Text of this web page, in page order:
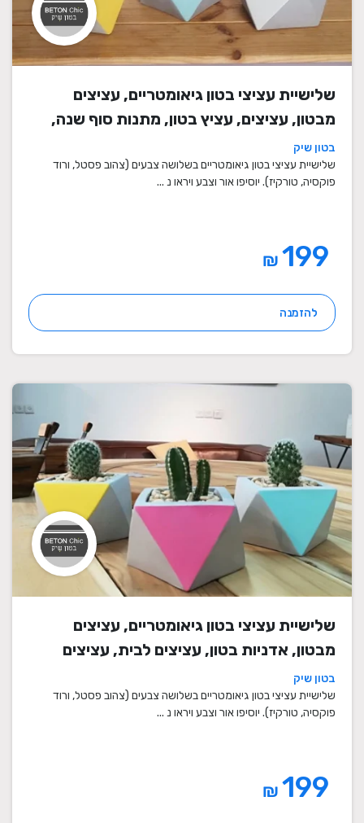
שלישיית עציצי בטון גיאומטריים, עציצים
מבטון, עציצים, עציץ בטון, מתנות סוף שנה,
מתנה לבית, מתנה ליום הולדת, עיצוב הבית,
מתנות סוף שנה למורים
בטון שיק
שלישיית עציצי בטון גיאומטריים בשלושה צבעים (צהוב פסטל, ורוד
פוקסיה, טורקיז). יוסיפו אור וצבע ויראו נ ...
₪
להזמנה
שלישיית עציצי בטון גיאומטריים, עציצים
מבטון, אדניות בטון, עציצים לבית, עציצים
מיוחדים, עציצים מעוצבים, עציצי מתנה,
מתנות לחגים
בטון שיק
שלישיית עציצי בטון גיאומטריים בשלושה צבעים (צהוב פסטל, ורוד
פוקסיה, טורקיז). יוסיפו אור וצבע ויראו נ ...
₪